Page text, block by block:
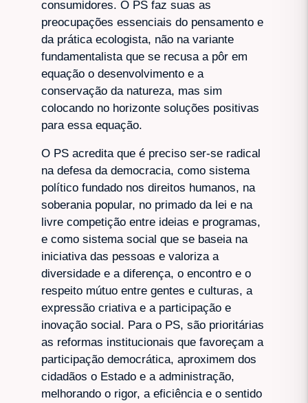
consumidores. O PS faz suas as
preocupações essenciais do pensamento e
da prática ecologista, não na variante
fundamentalista que se recusa a pôr em
equação o desenvolvimento e a
conservação da natureza, mas sim
colocando no horizonte soluções positivas
para essa equação.
O PS acredita que é preciso ser-se radical
na defesa da democracia, como sistema
político fundado nos direitos humanos, na
soberania popular, no primado da lei e na
livre competição entre ideias e programas,
e como sistema social que se baseia na
iniciativa das pessoas e valoriza a
diversidade e a diferença, o encontro e o
respeito mútuo entre gentes e culturas, a
expressão criativa e a participação e
inovação social. Para o PS, são prioritárias
as reformas institucionais que favoreçam a
participação democrática, aproximem dos
cidadãos o Estado e a administração,
melhorando o rigor, a eficiência e o sentido